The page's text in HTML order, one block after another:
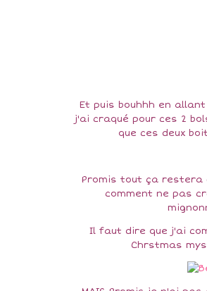
Et puis bouhhh en
j'ai craqué pour ces 2
que ces deux
Promis tout ça restera
comment ne pas
Il faut dire que j'ai
Chrstmas